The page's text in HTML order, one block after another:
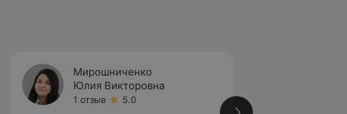
Мирошниченко
Юлия Викторовна
1 отзыв
5.0